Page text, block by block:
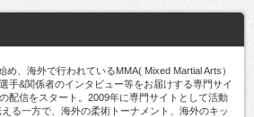
め、海外で行われているMMA( Mixed Martial Arts）
手&関係者のインタビュー等をお届けする専門サイ
配信をスタート。2009年に専門サイトとして活動
る一方で、海外の柔術トーナメント、海外のキッ